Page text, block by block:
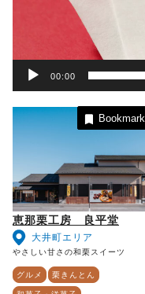
00:00
恵那栗工房 良平堂
大井町エリア
やさしい甘さの和栗スイーツ
グルメ 栗きんとん
Bookmark